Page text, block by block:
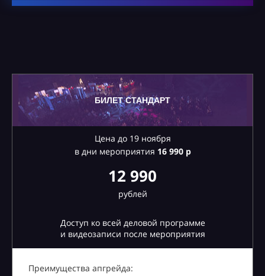
БИЛЕТ СТАНДАРТ
Цена до 19 ноября
в дни мероприятия 16990 р
12 990
рублей
Доступ ко всей деловой программе
и видеозаписи после мероприятия
Преимущества апгрейда: